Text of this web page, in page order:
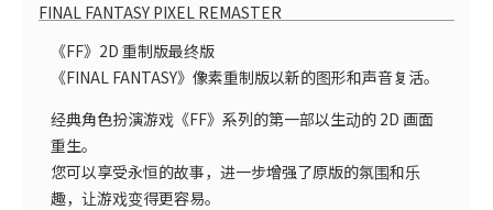
FINAL FANTASY PIXEL REMASTER
《FF》2D 重制版最终版
《FINAL FANTASY》像素重制版以新的图形和声音复活。
经典角色扮演游戏《FF》系列的第一部以生动的 2D 画面
重生。
您可以享受永恒的故事，进一步增强了原版的氛围和乐
趣，让游戏变得更容易。